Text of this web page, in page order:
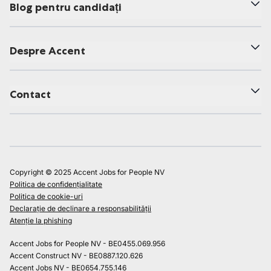
Blog pentru candidați
Despre Accent
Contact
Copyright © 2025 Accent Jobs for People NV
Politica de confidențialitate
Politica de cookie-uri
Declarație de declinare a responsabilității
Atenție la phishing
Accent Jobs for People NV - BE0455.069.956
Accent Construct NV - BE0887.120.626
Accent Jobs NV - BE0654.755.146